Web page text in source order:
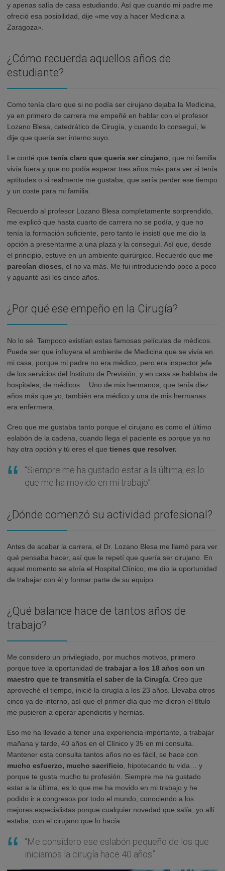
y apenas salía de casa estudiando. Así que cuando mi padre me
ofreció esa posibilidad, dije «me voy a hacer Medicina a
Zaragoza».
¿Cómo recuerda aquellos años de
estudiante?
Como tenía claro que si no podía ser cirujano dejaba la Medicina,
ya en primero de carrera me empeñé en hablar con el profesor
Lozano Blesa, catedrático de Cirugía, y cuando lo conseguí, le
dije que quería ser interno suyo.
Le conté que tenía claro que quería ser cirujano , que mi familia
vivía fuera y que no podía esperar tres años más para ver si tenía
aptitudes o si realmente me gustaba, que sería perder ese tiempo
y un coste para mi familia.
Recuerdo al profesor Lozano Blesa completamente sorprendido,
me explicó que hasta cuarto de carrera no se podía, y que no
tenía la formación suficiente, pero tanto le insistí que me dio la
opción a presentarme a una plaza y la conseguí. Así que, desde
el principio, estuve en un ambiente quirúrgico. Recuerdo que me
parecían dioses , el no va más. Me fui introduciendo poco a poco
y aguanté así los cinco años.
¿Por qué ese empeño en la Cirugía?
No lo sé. Tampoco existían estas famosas películas de médicos.
Puede ser que influyera el ambiente de Medicina que se vivía en
mi casa, porque mi padre no era médico, pero era inspector jefe
de los servicios del Instituto de Previsión, y en casa se hablaba de
hospitales, de médicos… Uno de mis hermanos, que tenía diez
años más que yo, también era médico y una de mis hermanas
era enfermera.
Creo que me gustaba tanto porque el cirujano es como el último
eslabón de la cadena, cuando llega el paciente es porque ya no
hay otra opción y tú eres el que tienes que resolver.
“Siempre me ha gustado estar a la última, es lo
que me ha movido en mi trabajo”
¿Dónde comenzó su actividad profesional?
Antes de acabar la carrera, el Dr. Lozano Blesa me llamó para ver
qué pensaba hacer, así que le repetí que quería ser cirujano. En
aquel momento se abría el Hospital Clínico, me dio la oportunidad
de trabajar con él y formar parte de su equipo.
¿Qué balance hace de tantos años de
trabajo?
Me considero un privilegiado, por muchos motivos, primero
porque tuve la oportunidad de trabajar a los 18 años con un
maestro que te transmitía el saber de la Cirugía . Creo que
aproveché el tiempo, inicié la cirugía a los 23 años. Llevaba otros
cinco ya de interno, así que el primer día que me dieron el título
me pusieron a operar apendicitis y hernias.
Eso me ha llevado a tener una experiencia importante, a trabajar
mañana y tarde, 40 años en el Clínico y 35 en mi consulta.
Mantener esta consulta tantos años no es fácil, se hace con
mucho esfuerzo, mucho sacrificio , hipotecando tu vida… y
porque te gusta mucho tu profesión. Siempre me ha gustado
estar a la última, es lo que me ha movido en mi trabajo y he
podido ir a congresos por todo el mundo, conociendo a los
mejores especialistas porque cualquier novedad que salía, yo allí
estaba, con el cirujano que lo hacía.
“Me considero ese eslabón pequeño de los que
iniciamos la cirugía hace 40 años”